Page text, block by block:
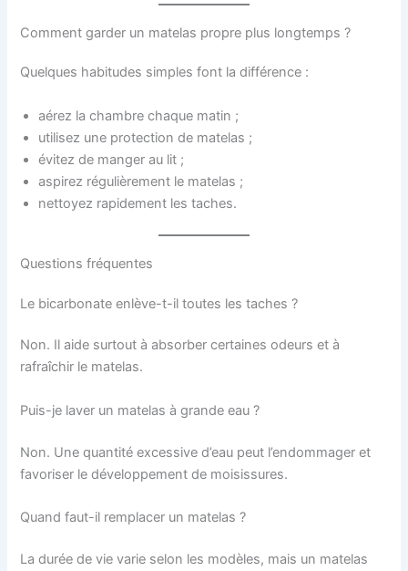
Comment garder un matelas propre plus longtemps ?
Quelques habitudes simples font la différence :
aérez la chambre chaque matin ;
utilisez une protection de matelas ;
évitez de manger au lit ;
aspirez régulièrement le matelas ;
nettoyez rapidement les taches.
Questions fréquentes
Le bicarbonate enlève-t-il toutes les taches ?
Non. Il aide surtout à absorber certaines odeurs et à
rafraîchir le matelas.
Puis-je laver un matelas à grande eau ?
Non. Une quantité excessive d’eau peut l’endommager et
favoriser le développement de moisissures.
Quand faut-il remplacer un matelas ?
La durée de vie varie selon les modèles, mais un matelas